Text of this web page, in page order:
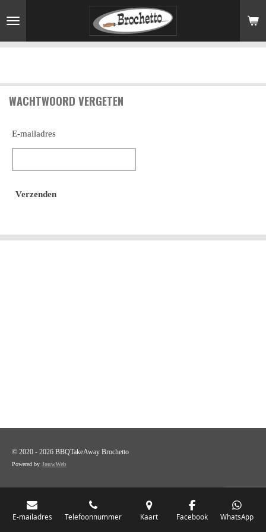
direct
naar
WACHTWOORD VERGETEN
E-mailadres
Verzenden
© 2020 - 2026 BBQTakeAway Brochetto
Powered by JouwWeb
E-mailadres Telefoonnummer Kaart Facebook WhatsApp